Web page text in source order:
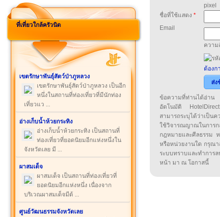
ที่เที่ยวใกล้ครัวนิด
เขตรักษาพันธุ์สัตว์ป่าภูหลวง
เขตรักษาพันธุ์สัตว์ป่าภูหลวง เป็นอีก
หนึ่งในสถานที่ท่องเที่ยวที่มีนักท่อง
เที่ยวแว ...
อ่างเก็บน้ำห้วยกระทิง
อ่างเก็บน้ำห้วยกระทิง เป็นสถานที่
ท่องเที่ยวที่ยอดนิยมอีกแห่งหนึ่งใน
จังหวัดเลย มี ...
ผาสมเด็จ
ผาสมเด็จ เป็นสถานที่ท่องเที่ยวที่
ยอดนิยมอีกแห่งหนึ่ง เนื่องจาก
บริเวณผาสมเด็จมีต้ ...
ศูนย์วัฒนธรรมจังหวัดเลย
pixel
ชื่อที่ใช้แสดง *
Email
ความ
ต้องก
ส่ง
ข้อความที่ท่านได้อ่าน
อัตโนมัติ
สามารถระบุได้ว่าเป็น
ใช้วิจารณญาณในกา
กฎหมายและศีลธรรม
หรือหน่วยงานใด กรุณา
ระบบทราบและทำกา
หน้า มา ณ โอกาสนี้